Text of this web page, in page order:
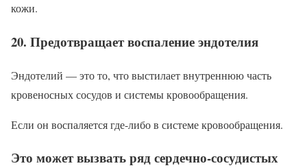
кожи.
20. Предотвращает воспаление эндотелия
Эндотелий — это то, что выстилает внутреннюю часть
кровеносных сосудов и системы кровообращения.
Если он воспаляется где-либо в системе кровообращения.
Это может вызвать ряд сердечно-сосудистых